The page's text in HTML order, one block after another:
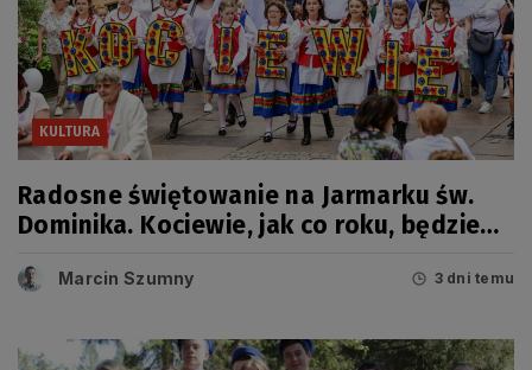
KULTURA
Radosne świętowanie na Jarmarku św.
Dominika. Kociewie, jak co roku, będzie
Marcin Szumny 3 dni temu